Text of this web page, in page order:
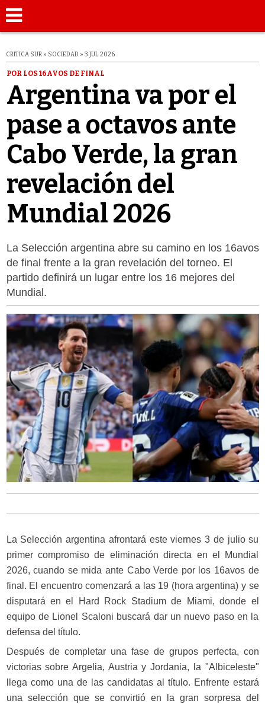
CRITICA SUR » SOCIEDAD » 3 JUL 2026
POR LOS 16AVOS DE FINAL
Argentina va por el
pase a octavos ante
Cabo Verde, la gran
revelación del
Mundial 2026
La Selección argentina abre su camino en los 16avos
de final frente a la gran revelación del torneo. El
partido definirá un lugar entre los 16 mejores del
Mundial.
La Selección argentina afrontará este viernes 3 de julio su
primer compromiso de eliminación directa en el Mundial
2026, cuando se mida ante Cabo Verde por los 16avos de
final. El encuentro comenzará a las 19 (hora argentina) y se
disputará en el Hard Rock Stadium de Miami, donde el
equipo de Lionel Scaloni buscará dar un nuevo paso en la
defensa del título.
Después de completar una fase de grupos perfecta, con
victorias sobre Argelia, Austria y Jordania, la "Albiceleste"
llega como una de las candidatas al título. Enfrente estará
una selección que se convirtió en la gran sorpresa del